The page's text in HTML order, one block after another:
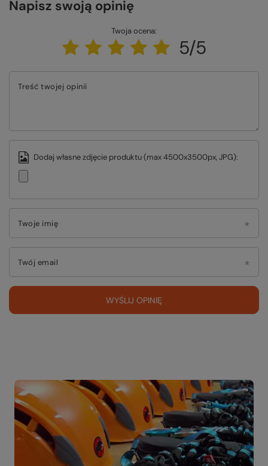
Napisz swoją opinię
Twoja ocena:
5/5
Treść twojej opinii
Dodaj własne zdjęcie produktu (max 4500x3500px, JPG):
Twoje imię
Twój email
WYŚLIJ OPINIĘ